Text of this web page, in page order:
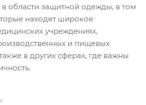
области защитной одежды, в том
находят широкое
учреждениях,
и пищевых
в других сферах, где важны